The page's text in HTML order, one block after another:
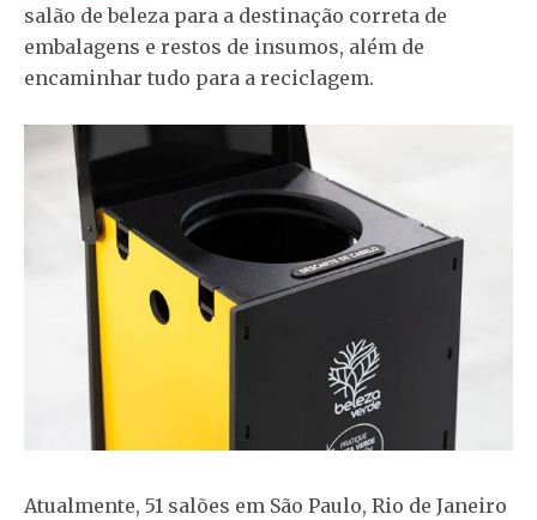
salão de beleza para a destinação correta de
embalagens e restos de insumos, além de
encaminhar tudo para a reciclagem.
Atualmente, 51 salões em São Paulo, Rio de Janeiro